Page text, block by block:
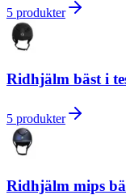
5 produkter
Ridhjälm bäst i
5 produkter
Ridhjälm mips